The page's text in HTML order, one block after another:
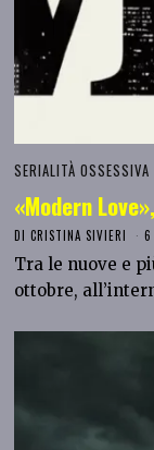
SERIALITÀ OSSESSIVA
«Modern
DICRISTINA SIVIERI 6
Tra le nuove e
ottobre,